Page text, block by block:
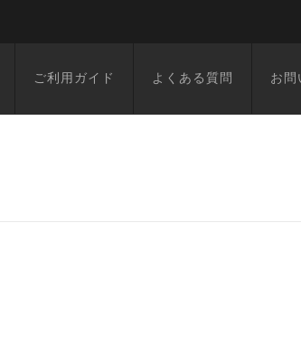
ご利用ガイド よくある質問 お問